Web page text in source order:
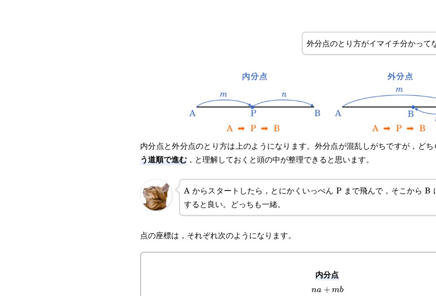
外分点のとり方がイマイチ分かって
内分点と外分点のとり方は上のようになります。外分点が混乱しがちですが，ど
う道順で進む ，と理解しておくと頭の中が整理できると思います。
A からスタートしたら，とにかくいっぺん P まで飛んで，そこから B
すると良い。どっちも一緒。
点の座標は，それぞれ次のようになります。
内分点
\cfrac{na+mb}
na + mb